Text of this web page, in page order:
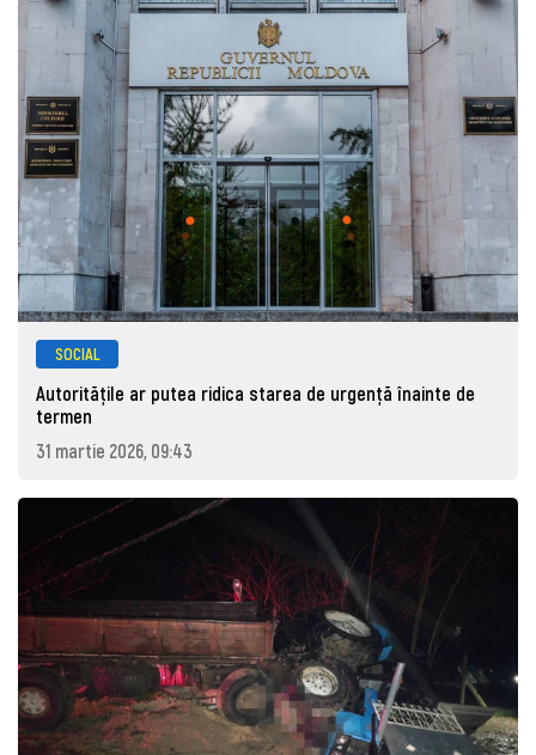
SOCIAL
Autoritățile ar putea ridica starea de urgență înainte de
termen
31 martie 2026, 09:43